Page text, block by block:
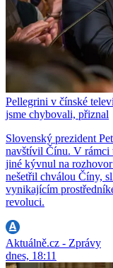
Pellegrini v čínské
jsme chybovali, přiznal
Slovenský prezident
navštívil Čínu. V rámci
jiné kývnul na
nešetřil chválou Číny,
vynikajícím
revoluci.
Aktuálně.cz - Zprávy
dnes, 18:11